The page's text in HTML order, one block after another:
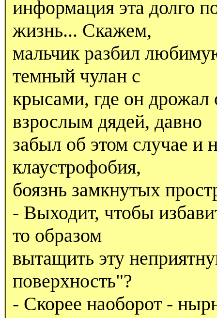
информация эта долго
жизнь... Скажем,
мальчик разбил
темный чулан с
крысами, где он дрожал
взрослым дядей, давно
забыл об этом случае и
клаустрофобия,
боязнь замкнутых
- Выходит, чтобы
то образом
вытащить эту
поверхность"?
- Скорее наоборот -